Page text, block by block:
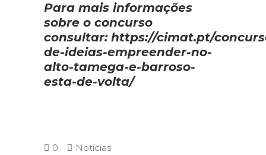
Para mais informações
sobre o concurso
consultar: https://cimat.pt/
de-ideias-empreender-no-
alto-tamega-e-barroso-
esta-de-volta/
0
Notícias